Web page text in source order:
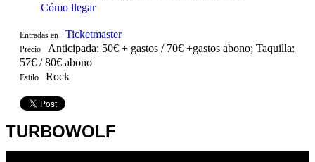
Cómo llegar
Entradas en Ticketmaster
Precio
Anticipada: 50€ + gastos / 70€ +gastos abono; Taquilla:
57€ / 80€ abono
Estilo Rock
TURBOWOLF